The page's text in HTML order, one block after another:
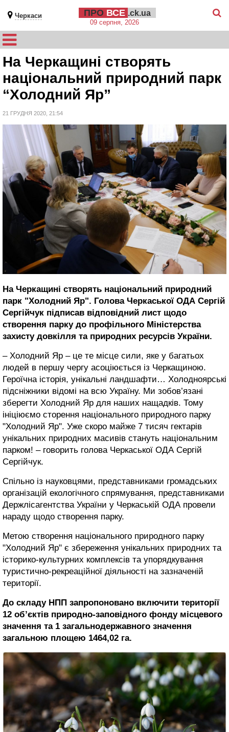
Черкаси ПРО ВСЕ .ck.ua
09 серпня, 2026
На Черкащині створять
національний природний парк
“Холодний Яр”
21 ГРУДНЯ 2020, 21:54
На Черкащині створять національний природний
парк "Холодний Яр". Голова Черкаської ОДА Сергій
Сергійчук підписав відповідний лист щодо
створення парку до профільного Міністерства
захисту довкілля та природних ресурсів України.
– Холодний Яр – це те місце сили, яке у багатьох
людей в першу чергу асоціюється із Черкащиною.
Героїчна історія, унікальні ландшафти… Холодноярські
підсніжники відомі на всю Україну. Ми зобов’язані
зберегти Холодний Яр для наших нащадків. Тому
ініціюємо сторення національного природного парку
"Холодний Яр". Уже скоро майже 7 тисяч гектарів
унікальних природних масивів стануть національним
парком! – говорить голова Черкаської ОДА Сергій
Сергійчук.
Спільно із науковцями, представниками громадських
організацій екологічного спрямування, представниками
Держлісагентства України у Черкаській ОДА провели
нараду щодо створення парку.
Метою створення національного природного парку
"Холодний Яр" є збереження унікальних природних та
історико-культурних комплексів та упорядкування
туристично-рекреаційної діяльності на зазначеній
території.
До складу НПП запропоновано включити території
12 об’єктів природно-заповідного фонду місцевого
значення та 1 загальнодержавного значення
загальною площею 1464,02 га.